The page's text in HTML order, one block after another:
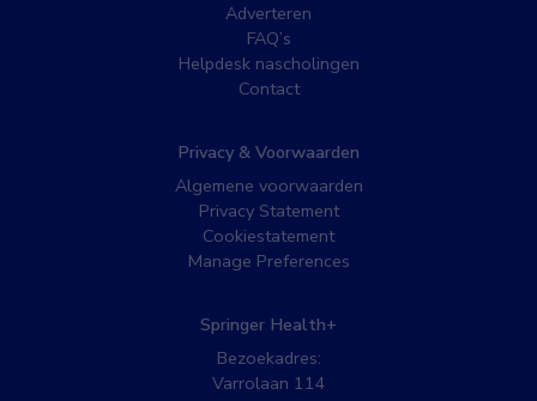
Adverteren
FAQ’s
Helpdesk nascholingen
Contact
Privacy & Voorwaarden
Algemene voorwaarden
Privacy Statement
Cookiestatement
Manage Preferences
Springer Health+
Bezoekadres:
Varrolaan 114